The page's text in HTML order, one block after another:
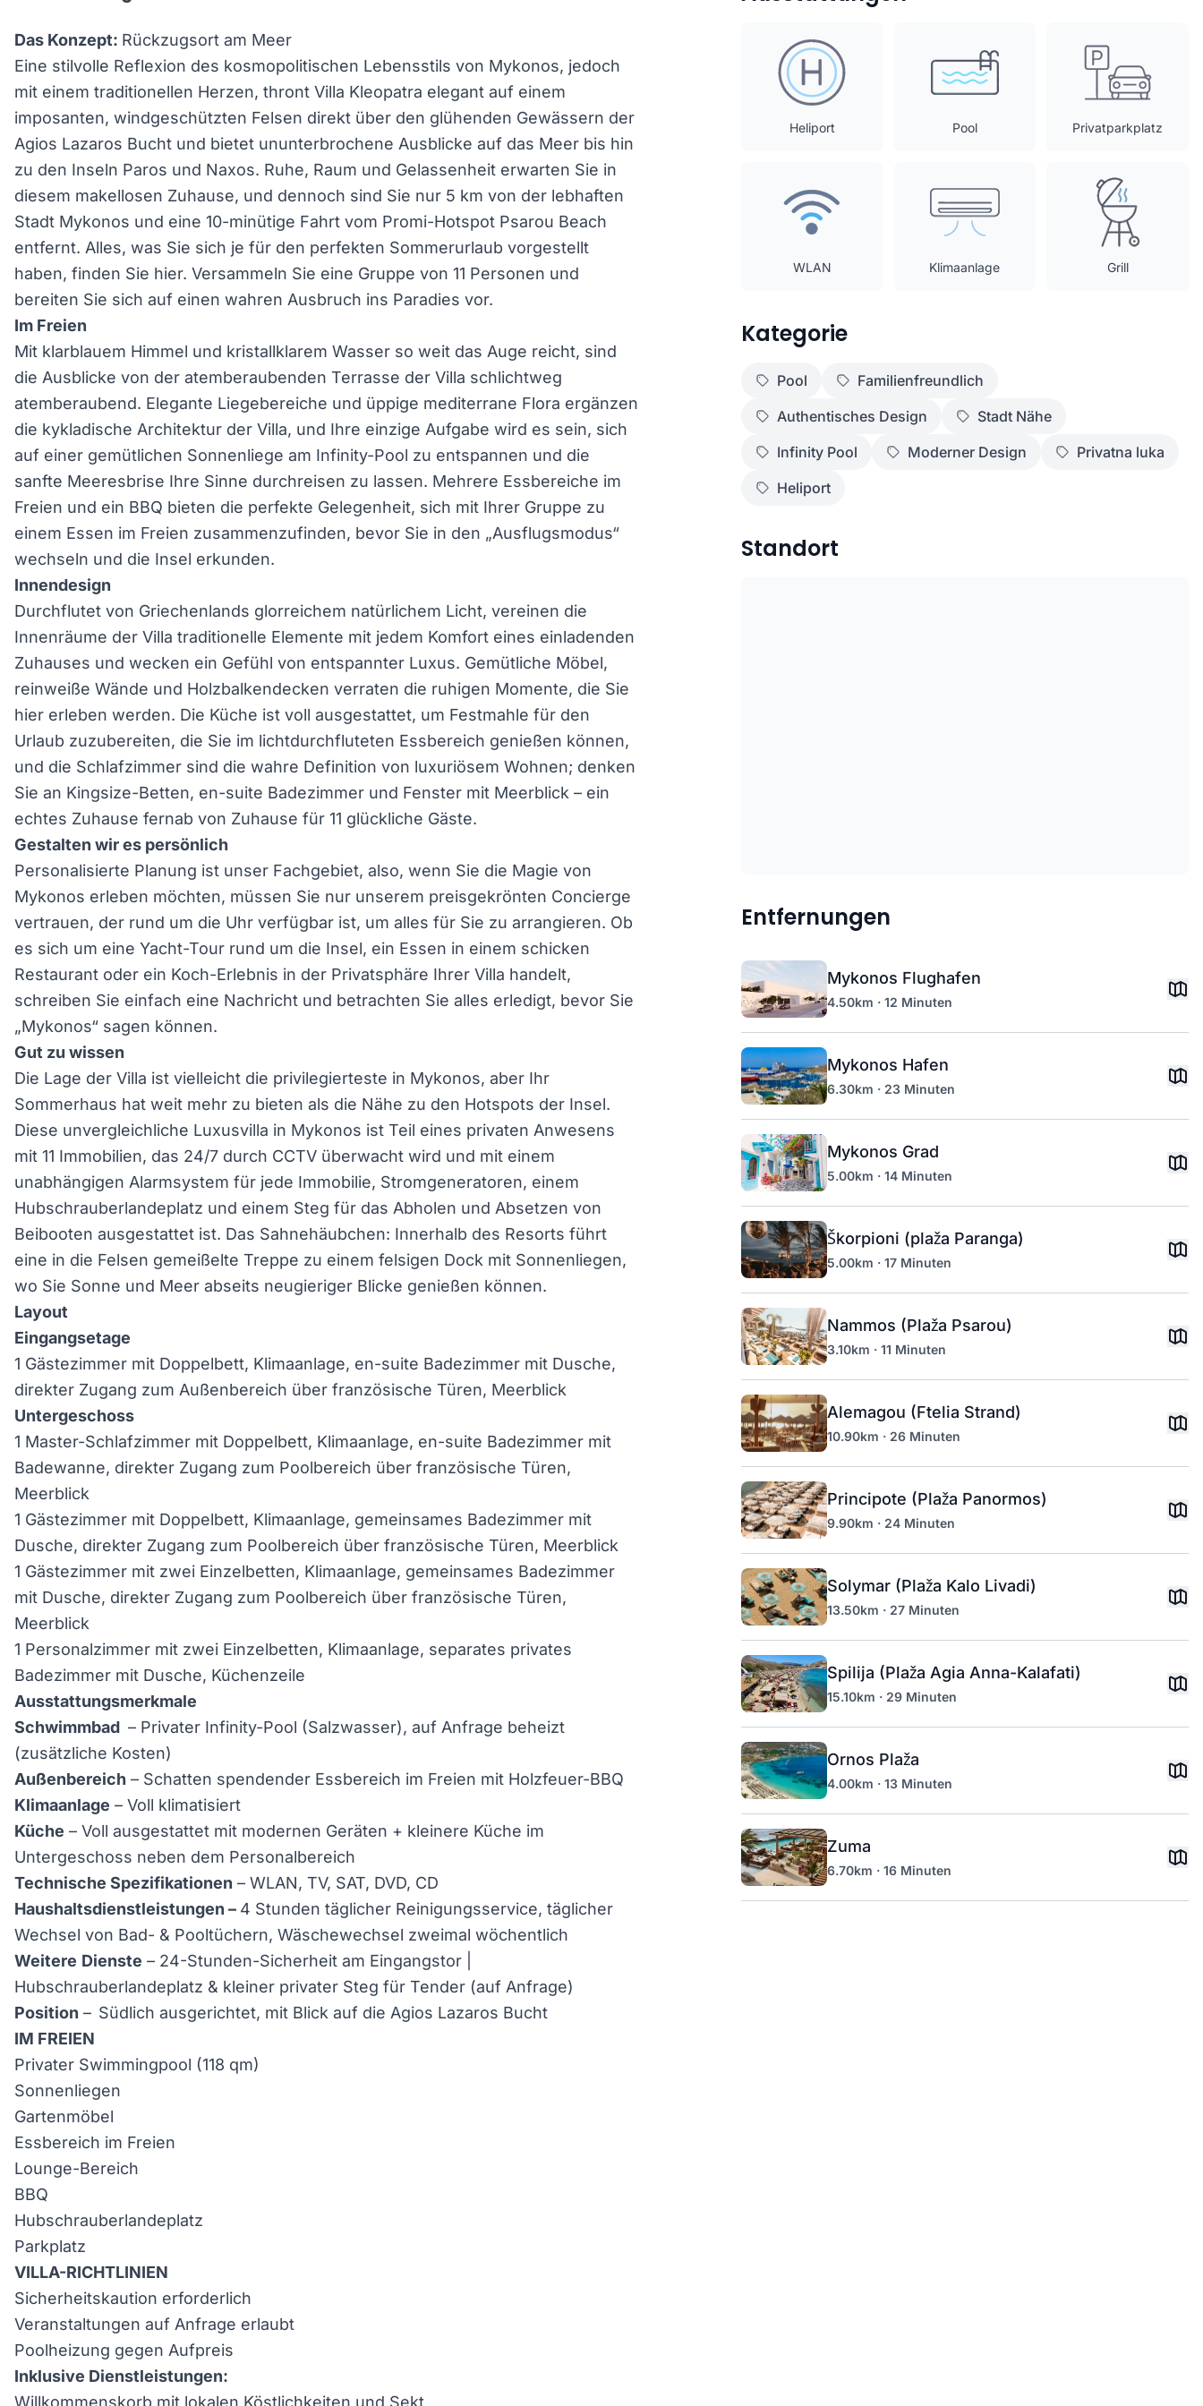
Das Konzept: Rückzugsort am Meer
Eine stilvolle Reflexion des kosmopolitischen Lebensstils von Mykonos, jedoch
mit einem traditionellen Herzen, thront Villa Kleopatra elegant auf einem
imposanten, windgeschützten Felsen direkt über den glühenden Gewässern der
Agios Lazaros Bucht und bietet ununterbrochene Ausblicke auf das Meer bis hin
zu den Inseln Paros und Naxos. Ruhe, Raum und Gelassenheit erwarten Sie in
diesem makellosen Zuhause, und dennoch sind Sie nur 5 km von der lebhaften
Stadt Mykonos und eine 10-minütige Fahrt vom Promi-Hotspot Psarou Beach
entfernt. Alles, was Sie sich je für den perfekten Sommerurlaub vorgestellt
haben, finden Sie hier. Versammeln Sie eine Gruppe von 11 Personen und
bereiten Sie sich auf einen wahren Ausbruch ins Paradies vor.
Im Freien
Mit klarblauem Himmel und kristallklarem Wasser so weit das Auge reicht, sind
die Ausblicke von der atemberaubenden Terrasse der Villa schlichtweg
atemberaubend. Elegante Liegebereiche und üppige mediterrane Flora ergänzen
die kykladische Architektur der Villa, und Ihre einzige Aufgabe wird es sein, sich
auf einer gemütlichen Sonnenliege am Infinity-Pool zu entspannen und die
sanfte Meeresbrise Ihre Sinne durchreisen zu lassen. Mehrere Essbereiche im
Freien und ein BBQ bieten die perfekte Gelegenheit, sich mit Ihrer Gruppe zu
einem Essen im Freien zusammenzufinden, bevor Sie in den „Ausflugsmodus“
wechseln und die Insel erkunden.
Innendesign
Durchflutet von Griechenlands glorreichem natürlichem Licht, vereinen die
Innenräume der Villa traditionelle Elemente mit jedem Komfort eines einladenden
Zuhauses und wecken ein Gefühl von entspannter Luxus. Gemütliche Möbel,
reinweiße Wände und Holzbalkendecken verraten die ruhigen Momente, die Sie
hier erleben werden. Die Küche ist voll ausgestattet, um Festmahle für den
Urlaub zuzubereiten, die Sie im lichtdurchfluteten Essbereich genießen können,
und die Schlafzimmer sind die wahre Definition von luxuriösem Wohnen; denken
Sie an Kingsize-Betten, en-suite Badezimmer und Fenster mit Meerblick – ein
echtes Zuhause fernab von Zuhause für 11 glückliche Gäste.
Gestalten wir es persönlich
Personalisierte Planung ist unser Fachgebiet, also, wenn Sie die Magie von
Mykonos erleben möchten, müssen Sie nur unserem preisgekrönten Concierge
vertrauen, der rund um die Uhr verfügbar ist, um alles für Sie zu arrangieren. Ob
es sich um eine Yacht-Tour rund um die Insel, ein Essen in einem schicken
Restaurant oder ein Koch-Erlebnis in der Privatsphäre Ihrer Villa handelt,
schreiben Sie einfach eine Nachricht und betrachten Sie alles erledigt, bevor Sie
„Mykonos“ sagen können.
Gut zu wissen
Die Lage der Villa ist vielleicht die privilegierteste in Mykonos, aber Ihr
Sommerhaus hat weit mehr zu bieten als die Nähe zu den Hotspots der Insel.
Diese unvergleichliche Luxusvilla in Mykonos ist Teil eines privaten Anwesens
mit 11 Immobilien, das 24/7 durch CCTV überwacht wird und mit einem
unabhängigen Alarmsystem für jede Immobilie, Stromgeneratoren, einem
Hubschrauberlandeplatz und einem Steg für das Abholen und Absetzen von
Beibooten ausgestattet ist. Das Sahnehäubchen: Innerhalb des Resorts führt
eine in die Felsen gemeißelte Treppe zu einem felsigen Dock mit Sonnenliegen,
wo Sie Sonne und Meer abseits neugieriger Blicke genießen können.
Layout
Eingangsetage
1 Gästezimmer mit Doppelbett, Klimaanlage, en-suite Badezimmer mit Dusche,
direkter Zugang zum Außenbereich über französische Türen, Meerblick
Untergeschoss
1 Master-Schlafzimmer mit Doppelbett, Klimaanlage, en-suite Badezimmer mit
Badewanne, direkter Zugang zum Poolbereich über französische Türen,
Meerblick
1 Gästezimmer mit Doppelbett, Klimaanlage, gemeinsames Badezimmer mit
Dusche, direkter Zugang zum Poolbereich über französische Türen, Meerblick
1 Gästezimmer mit zwei Einzelbetten, Klimaanlage, gemeinsames Badezimmer
mit Dusche, direkter Zugang zum Poolbereich über französische Türen,
Meerblick
1 Personalzimmer mit zwei Einzelbetten, Klimaanlage, separates privates
Badezimmer mit Dusche, Küchenzeile
Ausstattungsmerkmale
Schwimmbad – Privater Infinity-Pool (Salzwasser), auf Anfrage beheizt
(zusätzliche Kosten)
Außenbereich – Schatten spendender Essbereich im Freien mit Holzfeuer-BBQ
Klimaanlage – Voll klimatisiert
Küche – Voll ausgestattet mit modernen Geräten + kleinere Küche im
Untergeschoss neben dem Personalbereich
Technische Spezifikationen – WLAN, TV, SAT, DVD, CD
Haushaltsdienstleistungen – 4 Stunden täglicher Reinigungsservice, täglicher
Wechsel von Bad- & Pooltüchern, Wäschewechsel zweimal wöchentlich
Weitere Dienste – 24-Stunden-Sicherheit am Eingangstor |
Hubschrauberlandeplatz & kleiner privater Steg für Tender (auf Anfrage)
Position – Südlich ausgerichtet, mit Blick auf die Agios Lazaros Bucht
IM FREIEN
Privater Swimmingpool (118 qm)
Sonnenliegen
Gartenmöbel
Essbereich im Freien
Lounge-Bereich
BBQ
Hubschrauberlandeplatz
Parkplatz
VILLA-RICHTLINIEN
Sicherheitskaution erforderlich
Veranstaltungen auf Anfrage erlaubt
Poolheizung gegen Aufpreis
Inklusive Dienstleistungen:
Willkommenskorb mit lokalen Köstlichkeiten und Sekt
Heliport Pool Privatparkplatz
WLAN Klimaanlage Grill
Kategorie
Pool
Familienfreundlich
Authentisches Design
Stadt Nähe
Infinity Pool
Moderner Design
Privatna luka
Heliport
Standort
Entfernungen
Mykonos Flughafen
4.50km · 12 Minuten
Mykonos Hafen
6.30km · 23 Minuten
Mykonos Grad
5.00km · 14 Minuten
Škorpioni (plaža Paranga)
5.00km · 17 Minuten
Nammos (Plaža Psarou)
3.10km · 11 Minuten
Alemagou (Ftelia Strand)
10.90km · 26 Minuten
Principote (Plaža Panormos)
9.90km · 24 Minuten
Solymar (Plaža Kalo Livadi)
13.50km · 27 Minuten
Spilija (Plaža Agia Anna-Kalafati)
15.10km · 29 Minuten
Ornos Plaža
4.00km · 13 Minuten
Zuma
6.70km · 16 Minuten